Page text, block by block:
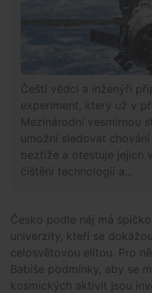
Čeští vědci a inženýři
experiment, který už v
Mezinárodní vesmírnou
umožní sledovat
beztíže a otestuje jejich
čištění technologií a...
Česko podle něj má
univerzity, kteří se
celosvětovou elitou. Pro
Babiše podmínky, aby se
kosmických aktivit jsou